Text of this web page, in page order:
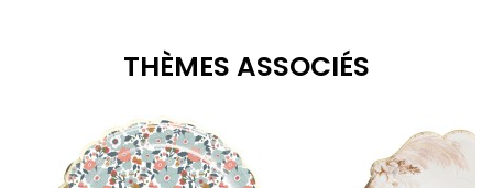
THÈMES ASSOCIÉS